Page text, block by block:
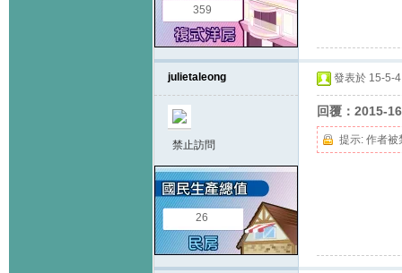
359
julietaleong
禁止訪問
26
發表於 15-5-
回覆：2015-
提示: 作者被